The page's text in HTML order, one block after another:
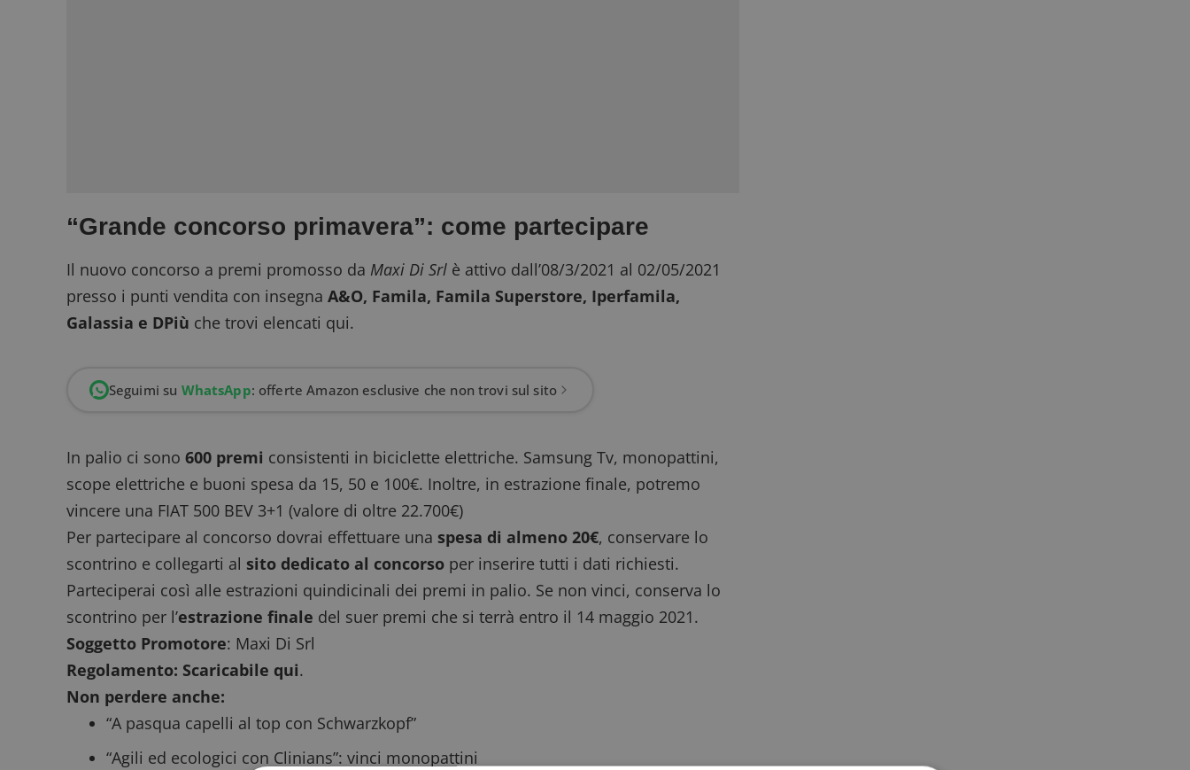
“Grande concorso primavera”: come partecipare
Il nuovo concorso a premi promosso da Maxi Di Srl è attivo dall’08/3/2021 al 02/05/2021
presso i punti vendita con insegnaA&O, Famila, Famila Superstore, Iperfamila,
Galassia e DPiù che trovi elencati qui.
Seguimi su WhatsApp: offerte Amazon esclusive che non trovi sul sito
In palio ci sono600 premi consistenti in biciclette elettriche. Samsung Tv, monopattini,
scope elettriche e buoni spesa da 15, 50 e 100€. Inoltre, in estrazione finale, potremo
vincere una FIAT 500 BEV 3+1 (valore di oltre 22.700€)
Per partecipare al concorso dovrai effettuare una spesa di almeno 20€, conservare lo
scontrino e collegarti al sito dedicato al concorso per inserire tutti i dati richiesti.
Parteciperai così alle estrazioni quindicinali dei premi in palio. Se non vinci, conserva lo
scontrino per l’estrazione finale del suer premi che si terrà entro il 14 maggio 2021.
Soggetto Promotore: Maxi Di Srl
Regolamento: Scaricabile qui.
Non perdere anche:
“A pasqua capelli al top con Schwarzkopf”
“Agili ed ecologici con Clinians”: vinci monopattini